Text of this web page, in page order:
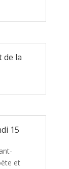
de la
15
et